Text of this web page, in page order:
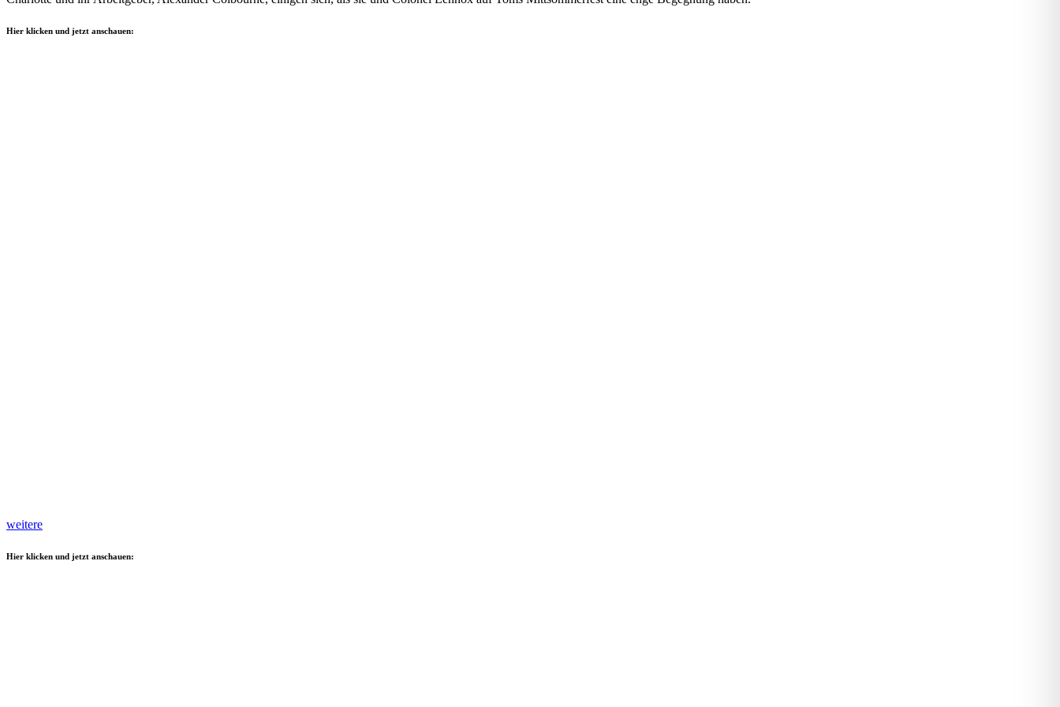
Hier klicken und jetzt anschauen:
weitere
Hier klicken und jetzt anschauen: